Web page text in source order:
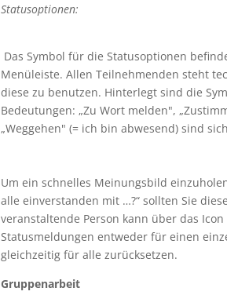
Statusoptionen:
Das Symbol für die Statusoptionen
Menüleiste. Allen Teilnehmenden steht
diese zu benutzen. Hinterlegt sind die
Bedeutungen: „Zu Wort melden",
„Weggehen" (= ich bin abwesend) sind
Um ein schnelles Meinungsbild
alle einverstanden mit …?“ sollten Sie
veranstaltende Person kann über das Icon
Statusmeldungen entweder für einen
gleichzeitig für alle zurücksetzen.
Gruppenarbeit